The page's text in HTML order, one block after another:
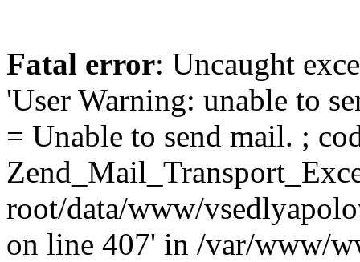
Fatal error: Uncaught
'User Warning: unable to
= Unable to send mail. ;
root/data/www/
on line 407' in /var/www/